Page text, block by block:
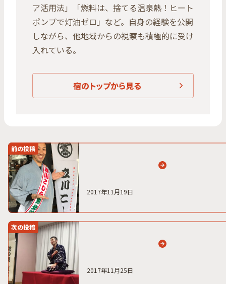
ア活用法」「燃料は、捨てる温泉熱！ヒート
ポンプで灯油ゼロ」など。自身の経験を公開
しながら、他地域からの視察も積極的に受け
入れている。
宿のトップから見る
前の投稿
2017年11月19日
次の投稿
2017年11月25日